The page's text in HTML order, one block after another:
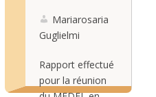
Salvini
Mariarosaria
Guglielmi
Rapport effectué
pour la réunion